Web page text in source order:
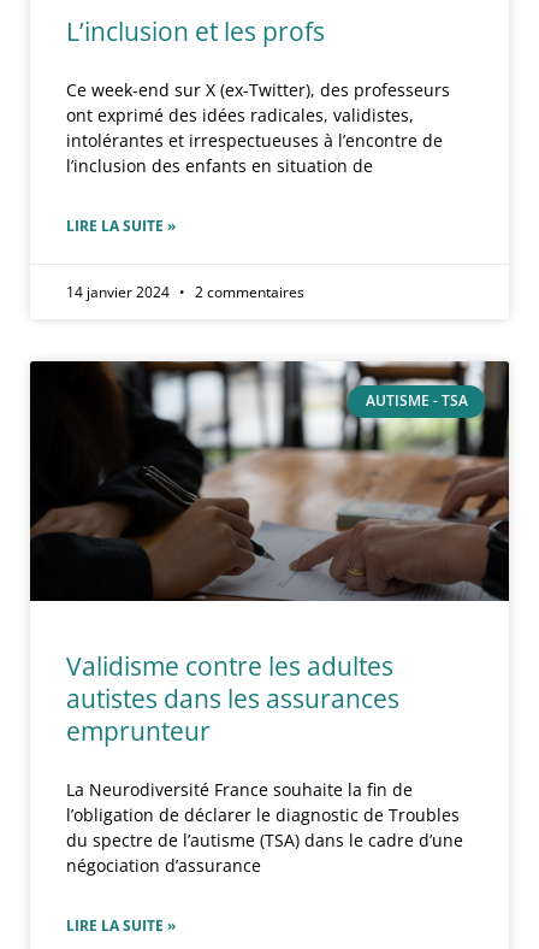
L’inclusion et les profs
Ce week-end sur X (ex-Twitter), des professeurs
ont exprimé des idées radicales, validistes,
intolérantes et irrespectueuses à l’encontre de
l’inclusion des enfants en situation de
LIRE LA SUITE »
14 janvier 2024 2 commentaires
AUTISME - TSA
Validisme contre les adultes
autistes dans les assurances
emprunteur
La Neurodiversité France souhaite la fin de
l’obligation de déclarer le diagnostic de Troubles
du spectre de l’autisme (TSA) dans le cadre d’une
négociation d’assurance
LIRE LA SUITE »